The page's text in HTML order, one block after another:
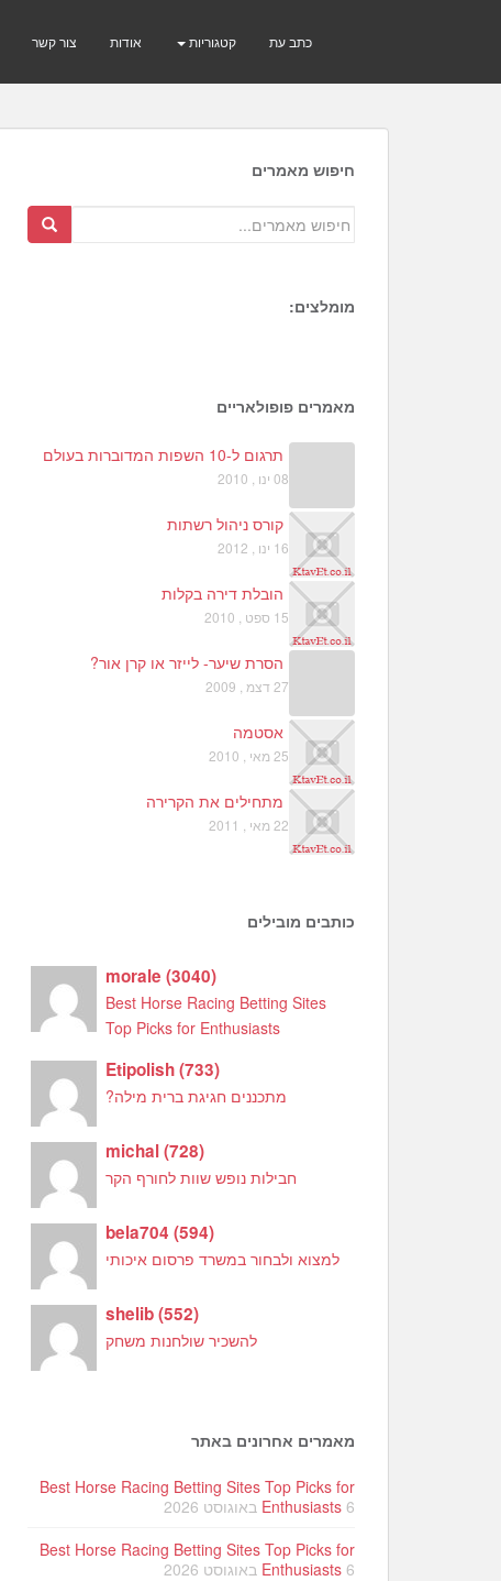
צור קשר אודות קטגוריות כתב עת
חיפוש מאמרים
מומלצים:
מאמרים פופולאריים
תרגום ל-10 השפות המדוברות בעולם
08 ינו , 2010
קורס ניהול רשתות
16 ינו , 2012
הובלת דירה בקלות
15 ספט , 2010
הסרת שיער- לייזר או קרן אור?
27 דצמ , 2009
אסטמה
25 מאי , 2010
מתחילים את הקרירה
22 מאי , 2011
כותבים מובילים
morale(3040)
Best Horse Racing Betting Sites
Top Picks for Enthusiasts
Etipolish(733)
מתכננים חגיגת ברית מילה?
michal(728)
חבילות נופש שוות לחורף הקר
bela704(594)
למצוא ולבחור במשרד פרסום איכותי
shelib(552)
להשכיר שולחנות משחק
מאמרים אחרונים באתר
Best Horse Racing Betting Sites Top Picks for
Enthusiasts 6 באוגוסט 2026
Best Horse Racing Betting Sites Top Picks for
Enthusiasts 6 באוגוסט 2026